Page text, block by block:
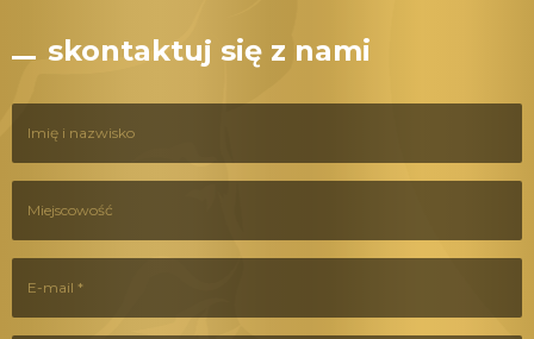
skontaktuj się z nami